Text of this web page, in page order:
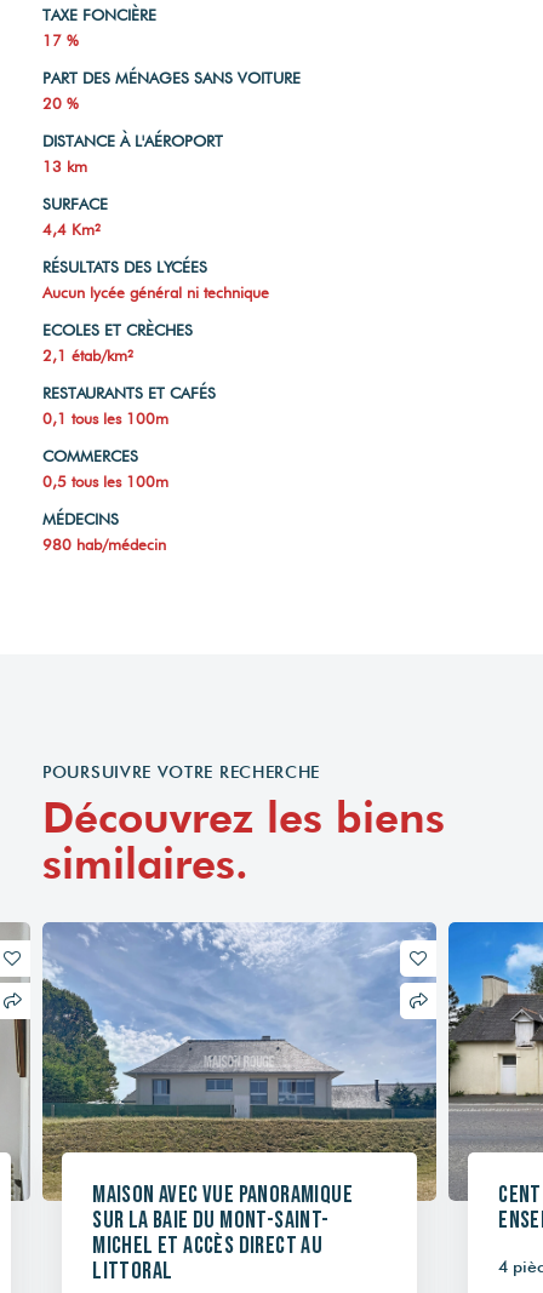
TAXE FONCIÈRE
17 %
PART DES MÉNAGES SANS VOITURE
20 %
DISTANCE À L'AÉROPORT
13 km
SURFACE
4,4 Km²
RÉSULTATS DES LYCÉES
Aucun lycée général ni technique
ECOLES ET CRÈCHES
2,1 étab/km²
RESTAURANTS ET CAFÉS
0,1 tous les 100m
COMMERCES
0,5 tous les 100m
MÉDECINS
980 hab/médecin
POURSUIVRE VOTRE RECHERCHE
Découvrez les biens
similaires.
Maison avec vue panoramique
sur la baie du Mont-Saint-
Michel et accès direct au
littoral
4